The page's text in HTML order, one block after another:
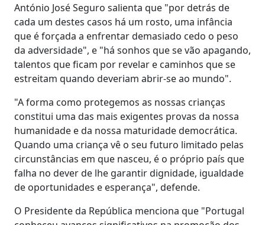
António José Seguro salienta que "por detrás de
cada um destes casos há um rosto, uma infância
que é forçada a enfrentar demasiado cedo o peso
da adversidade", e "há sonhos que se vão apagando,
talentos que ficam por revelar e caminhos que se
estreitam quando deveriam abrir-se ao mundo".
"A forma como protegemos as nossas crianças
constitui uma das mais exigentes provas da nossa
humanidade e da nossa maturidade democrática.
Quando uma criança vê o seu futuro limitado pelas
circunstâncias em que nasceu, é o próprio país que
falha no dever de lhe garantir dignidade, igualdade
de oportunidades e esperança", defende.
O Presidente da República menciona que "Portugal